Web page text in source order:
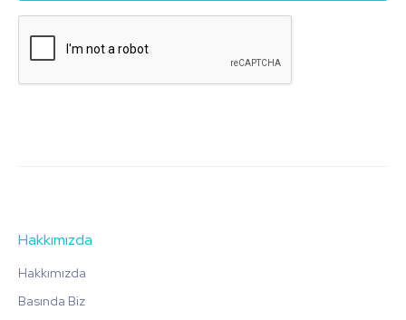
Hakkımızda
Hakkımızda
Basında Biz